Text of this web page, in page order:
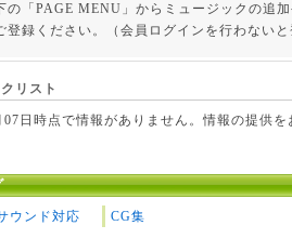
の「PAGE MENU」からミュージックの追
登録ください。（会員ログインを行わない
リスト
07日時点で情報がありません。情報の提供
ウンド対応 CG集